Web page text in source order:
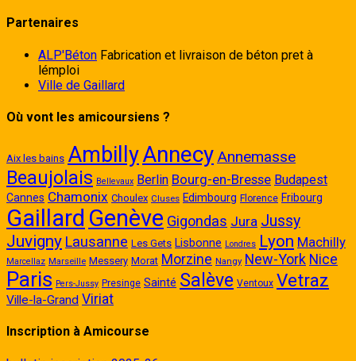
Partenaires
ALP'Béton Fabrication et livraison de béton pret à
lémploi
Ville de Gaillard
Où vont les amicoursiens ?
Aix les bains AmbillyAnnecy Annemasse
Beaujolais Bellevaux Berlin Bourg-en-Bresse Budapest
Cannes Chamonix Choulex Cluses Edimbourg Florence Fribourg
Gaillard Genève Gigondas Jura Jussy
Juvigny Lausanne Les Gets Lisbonne Londres Lyon Machilly
Marcellaz Marseille Messery Morat Morzine Nangy New-York Nice
Paris Pers-Jussy Presinge Sainté Salève Ventoux Vetraz
Ville-la-Grand Viriat
Inscription à Amicourse